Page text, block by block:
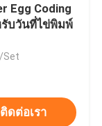
Egg Coding
รับวันที่ไข่พิมพ์
Set
ติดต่อเรา